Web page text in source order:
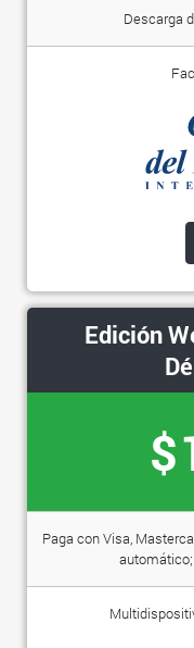
Descarga
Edición
Paga con Visa,